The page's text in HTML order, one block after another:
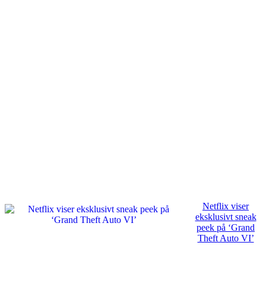
Netflix viser
eksklusivt sneak
peek på ‘Grand
Theft Auto VI’